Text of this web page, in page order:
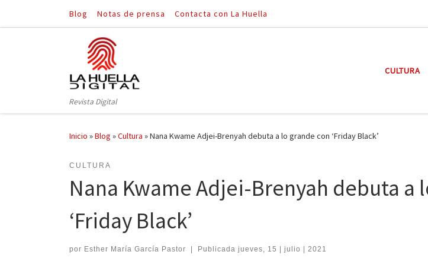
Saltar al contenido
Blog Notas de prensa Contacta con La Huella
Revista Digital
CULTURA
Inicio »Blog »Cultura »Nana Kwame Adjei-Brenyah debuta a lo grande con ‘Friday Black’
CULTURA
Nana Kwame Adjei-Brenyah debuta a
‘Friday Black’
por Esther María García Pastor Publicada jueves, 15 | julio | 2021